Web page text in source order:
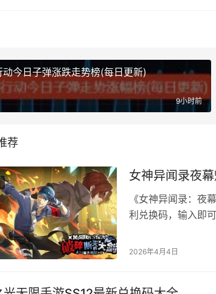
动今日子弹涨跌走势榜(每日更新)
9小时前
荐
女神异闻录夜
《女神异闻录：夜
利兑换码，输入即
年兑换码 1、礼包
2026年4月4日